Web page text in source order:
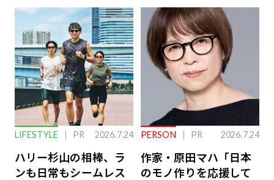
下を救う、脳のインナ
ーケアとは
LIFESTYLE PR 2026.7.24
ハリー杉山の相棒、ラ
ンも日常もシームレス
PERSON PR 2026.7.24
作家・原田マハ「日本
のモノ作りを応援して